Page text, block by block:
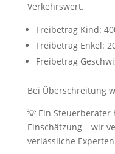
Verkehrswert.
Freibetrag Kind:
Freibetrag Enkel:
Freibetrag
Bei Überschreitung
💡 Ein
Einschätzung – wir
verlässliche